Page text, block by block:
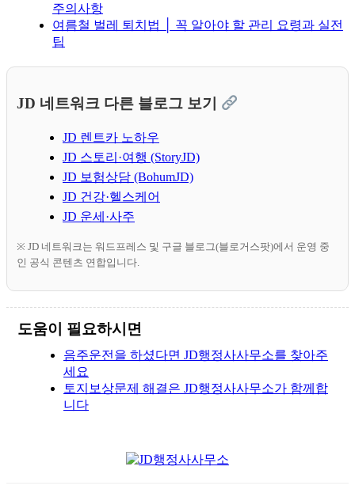
주의사항
여름철 벌레 퇴치법 │ 꼭 알아야 할 관리 요령과 실전
팁
JD 네트워크 다른 블로그 보기
JD 렌트카 노하우
JD 스토리·여행 (StoryJD)
JD 보험상담 (BohumJD)
JD 건강·헬스케어
JD 운세·사주
※ JD 네트워크는 워드프레스 및 구글 블로그(블로거스팟)에서 운영 중
인 공식 콘텐츠 연합입니다.
도움이 필요하시면
음주운전을 하셨다면 JD행정사사무소를 찾아주
세요
토지보상문제 해결은 JD행정사사무소가 함께합
니다